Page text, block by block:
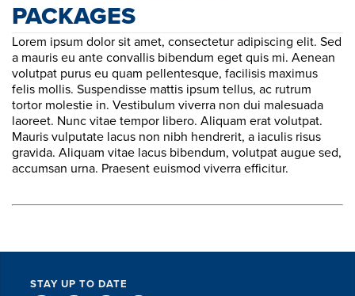
PACKAGES
Lorem ipsum dolor sit amet, consectetur adipiscing elit. Sed
a mauris eu ante convallis bibendum eget quis mi. Aenean
volutpat purus eu quam pellentesque, facilisis maximus
felis mollis. Suspendisse mattis ipsum tellus, ac rutrum
tortor molestie in. Vestibulum viverra non dui malesuada
laoreet. Nunc vitae tempor libero. Aliquam erat volutpat.
Mauris vulputate lacus non nibh hendrerit, a iaculis risus
gravida. Aliquam vitae lacus bibendum, volutpat augue sed,
accumsan urna. Praesent euismod viverra efficitur.
STAY UP TO DATE